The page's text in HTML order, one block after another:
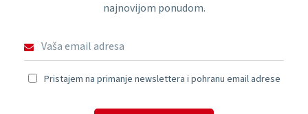
najnovijom ponudom.
Pristajem na primanje newslettera i pohranu email adrese